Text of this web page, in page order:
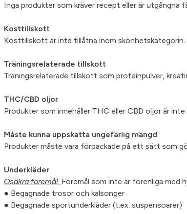
Inga produkter som kräver recept eller är utgångna
Kosttillskott
Kosttillskott är inte tillåtna inom
Träningsrelaterade tillskott
Träningsrelaterade tillskott som proteinpulver,
THC/CBD oljor
Produkter som innehåller THC eller CBD oljor är
Måste kunna uppskatta ungefärlig mängd
Produkter måste vara förpackade på ett sätt som
Underkläder
Osäkra föremål. Föremål som inte är förenliga med
● Begagnade trosor och kalsonger
● Begagnade sportunderkläder (t.ex. suspensoarer)